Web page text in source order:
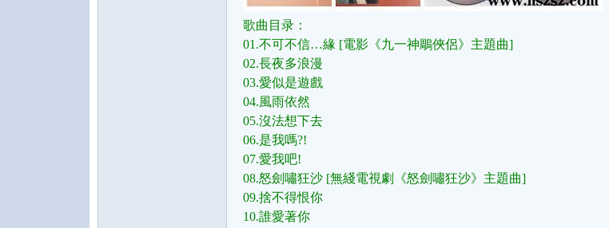
歌曲目录：
01.不可不信…緣 [電影《九一神鵰俠侶》主題曲]
02.長夜多浪漫
03.愛似是遊戲
04.風雨依然
05.沒法想下去
06.是我嗎?!
07.愛我吧!
08.怒劍嘯狂沙 [無綫電視劇《怒劍嘯狂沙》主題曲]
09.捨不得恨你
10.誰愛著你